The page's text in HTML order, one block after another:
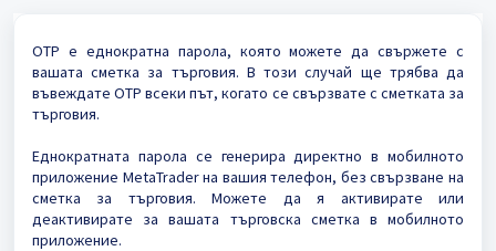
OTP е еднократна парола, която можете да свържете с
вашата сметка за търговия. В този случай ще трябва да
въвеждате OTP всеки път, когато се свързвате с сметката за
търговия.
Еднократната парола се генерира директно в мобилното
приложение MetaTrader на вашия телефон, без свързване на
сметка за търговия. Можете да я активирате или
деактивирате за вашата търговска сметка в мобилното
приложение.